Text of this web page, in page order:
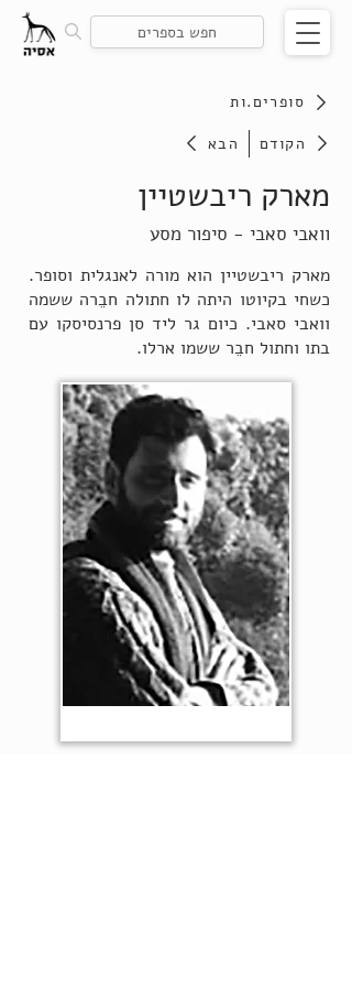
סופרים.ות
הבא
הקודם
מארק ריבשטיין
וואבי סאבי - סיפור מסע
מארק ריבשטיין הוא מורה לאנגלית וסופר.
כשחי בקיוטו היתה לו חתולה חבֵרה ששמה
וואבי סאבי. כיום גר ליד סן פרנסיסקו עם
בתו וחתול חבֵר ששמו ארלו.